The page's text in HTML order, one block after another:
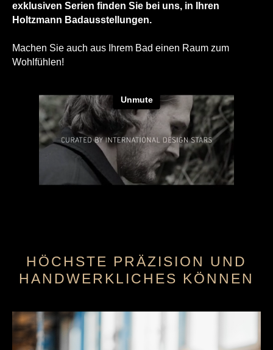
exklusiven Serien finden Sie bei uns, in Ihren
Holtzmann Badausstellungen.
Machen Sie auch aus Ihrem Bad einen Raum zum
Wohlfühlen!
HÖCHSTE PRÄZISION UND
HANDWERKLICHES KÖNNEN